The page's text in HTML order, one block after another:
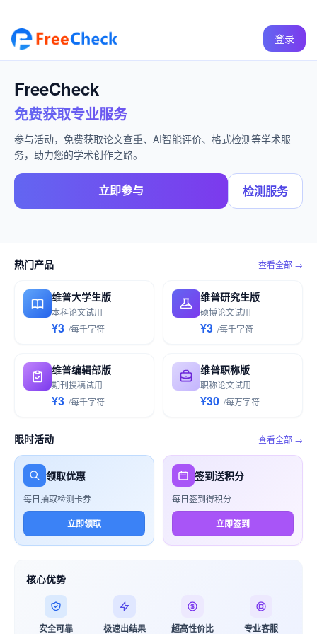
登录
FreeCheck
免费获取专业服务
参与活动，免费获取论文查重、AI智能评价、格式检测等学术服
务，助力您的学术创作之路。
立即参与 检测服务
热门产品 查看全部 →
维普大学生版
本科论文试用
¥3 /每千字符
维普研究生版
硕博论文试用
¥3 /每千字符
维普编辑部版
期刊投稿试用
¥3 /每千字符
维普职称版
职称论文试用
¥30 /每万字符
限时活动 查看全部 →
领取优惠
每日抽取检测卡券
立即领取
签到送积分
每日签到得积分
立即签到
核心优势
安全可靠 极速出结果 超高性价比 专业客服